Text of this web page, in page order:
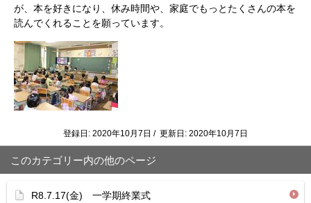
が、本を好きになり、休み時間や、家庭でもっとたくさんの本を
読んでくれることを願っています。
登録日: 2020年10月7日 / 更新日: 2020年10月7日
このカテゴリー内の他のページ
R8.7.17(金) 一学期終業式